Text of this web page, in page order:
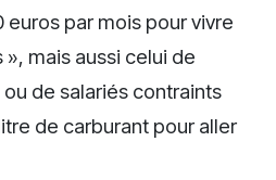
euros par mois pour vivre
mais aussi celui de
de salariés contraints
de carburant pour aller